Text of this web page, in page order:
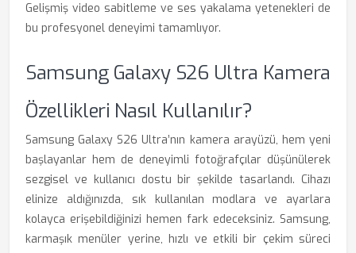
Gelişmiş video sabitleme ve ses yakalama yetenekleri de
bu profesyonel deneyimi tamamlıyor.
Samsung Galaxy S26 Ultra Kamera
Özellikleri Nasıl Kullanılır?
Samsung Galaxy S26 Ultra’nın kamera arayüzü, hem yeni
başlayanlar hem de deneyimli fotoğrafçılar düşünülerek
sezgisel ve kullanıcı dostu bir şekilde tasarlandı. Cihazı
elinize aldığınızda, sık kullanılan modlara ve ayarlara
kolayca erişebildiğinizi hemen fark edeceksiniz. Samsung,
karmaşık menüler yerine, hızlı ve etkili bir çekim süreci